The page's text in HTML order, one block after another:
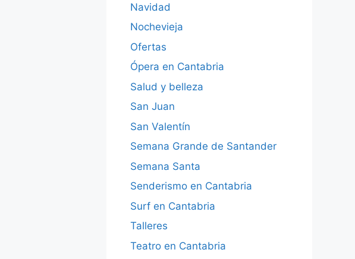
Navidad
Nochevieja
Ofertas
Ópera en Cantabria
Salud y belleza
San Juan
San Valentín
Semana Grande de Santander
Semana Santa
Senderismo en Cantabria
Surf en Cantabria
Talleres
Teatro en Cantabria